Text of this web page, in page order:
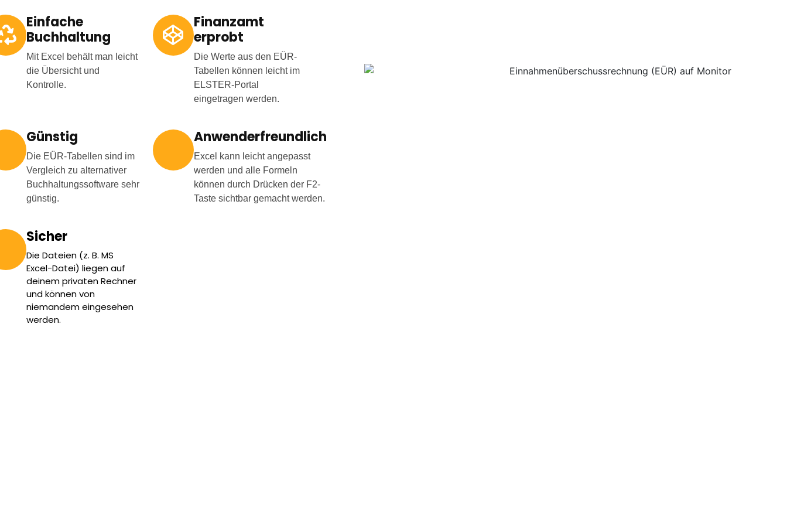
Einfache
Buchhaltung
Mit Excel behält man leicht
die Übersicht und
Kontrolle.
Finanzamt
erprobt
Die Werte aus den EÜR-
Tabellen können leicht im
ELSTER-Portal
eingetragen werden.
Günstig
Die EÜR-Tabellen sind im
Vergleich zu alternativer
Buchhaltungssoftware sehr
günstig.
Anwenderfreundlich
Excel kann leicht angepasst
werden und alle Formeln
können durch Drücken der F2-
Taste sichtbar gemacht werden.
Sicher
Die Dateien (z. B. MS
Excel-Datei) liegen auf
deinem privaten Rechner
und können von
niemandem eingesehen
werden.